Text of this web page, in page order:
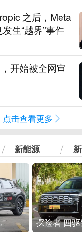
之后，Meta
生“越界”事件
开始被全网审
点击查看更多
新能源
探险者 四